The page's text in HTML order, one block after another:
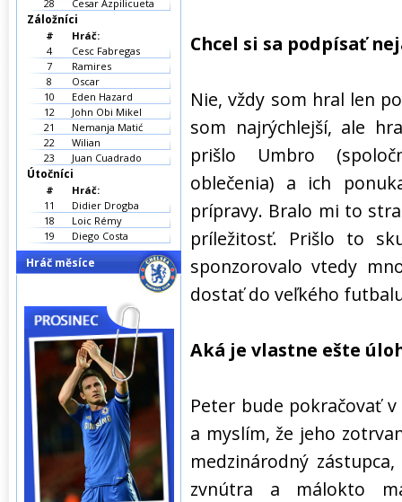
Chcel si sa podpísať
Nie, vždy som hral len
som najrýchlejší, ale
prišlo Umbro
oblečenia) a ich
prípravy. Bralo mi to
príležitosť. Prišlo to
sponzorovalo vtedy
dostať do veľkého
Aká je vlastne ešte
Peter bude pokračovať
a myslím, že jeho
medzinárodný
zvnútra a málokto
28
Cesar Azpilicueta
Záložníci
#
Hráč:
4
Cesc Fabregas
7
Ramires
8
Oscar
10
Eden Hazard
12
John Obi Mikel
21
Nemanja Matić
22
Wilian
23
Juan Cuadrado
Útočníci
#
Hráč:
11
Didier Drogba
18
Loic Rémy
19
Diego Costa
Hráč měsíce